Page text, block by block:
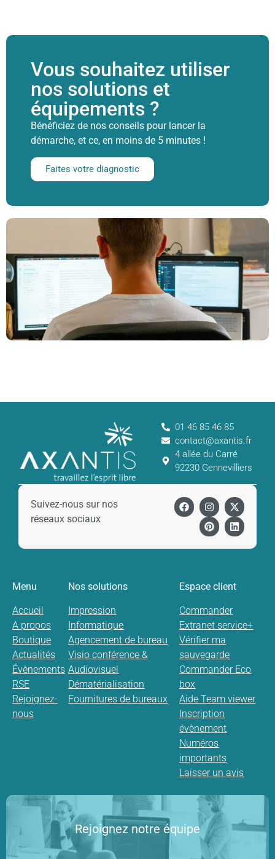
Vous souhaitez utiliser
nos solutions et
équipements ?
Bénéficiez de nos conseils pour lancer la
démarche, et ce, en moins de 5 minutes !
Faites votre diagnostic
01 46 85 46 85
contact@axantis.fr
4 allée du Carré
92230 Gennevilliers
Suivez-nous sur nos
réseaux sociaux
Menu
Accueil
A propos
Boutique
Actualités
Évènements
RSE
Rejoignez-
nous
Nos solutions
Impression
Informatique
Agencement de bureau
Visio conférence &
Audiovisuel
Dématérialisation
Fournitures de bureaux
Espace client
Commander
Extranet service+
Vérifier ma
sauvegarde
Commander Eco
box
Aide Team viewer
Inscription
évènement
Numéros
importants
Laisser un avis
Rejoignez notre équipe